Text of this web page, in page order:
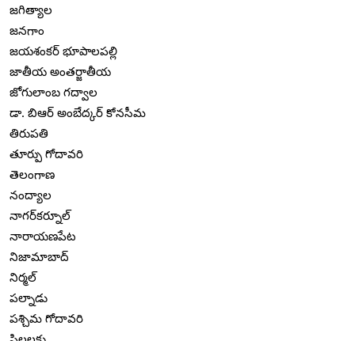
జగిత్యాల
జనగాం
జయశంకర్ భూపాలపల్లి
జాతీయ అంతర్జాతీయ
జోగులాంబ గద్వాల
డా. బిఆర్ అంబేద్కర్ కోనసీమ
తిరుపతి
తూర్పు గోదావరి
తెలంగాణ
నంద్యాల
నాగర్‌కర్నూల్
నారాయణపేట
నిజామాబాద్
నిర్మల్
పల్నాడు
పశ్చిమ గోదావరి